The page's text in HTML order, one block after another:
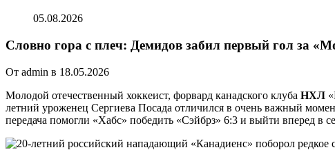
05.08.2026
Словно гора с плеч: Демидов забил первый гол за
От admin в 18.05.2026
Молодой отечественный хоккеист, форвард канадского клуба НХЛ
летний уроженец Сергиева Посада отличился в очень важный
передача помогли «Хабс» победить «Сэйбрз» 6:3 и выйти вперед в